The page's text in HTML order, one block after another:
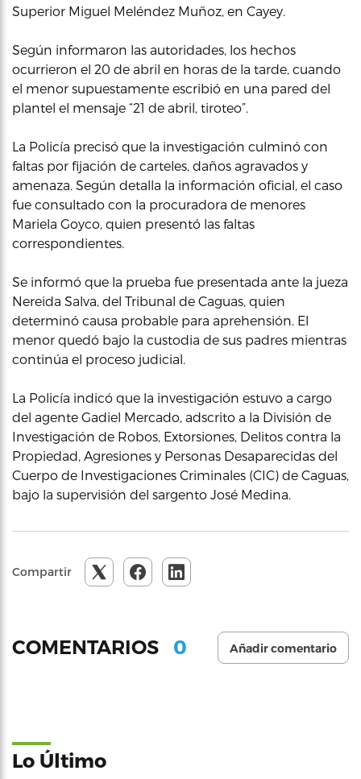
Superior Miguel Meléndez Muñoz, en Cayey.
Según informaron las autoridades, los hechos
ocurrieron el 20 de abril en horas de la tarde, cuando
el menor supuestamente escribió en una pared del
plantel el mensaje “21 de abril, tiroteo”.
La Policía precisó que la investigación culminó con
faltas por fijación de carteles, daños agravados y
amenaza. Según detalla la información oficial, el caso
fue consultado con la procuradora de menores
Mariela Goyco, quien presentó las faltas
correspondientes.
Se informó que la prueba fue presentada ante la jueza
Nereida Salva, del Tribunal de Caguas, quien
determinó causa probable para aprehensión. El
menor quedó bajo la custodia de sus padres mientras
continúa el proceso judicial.
La Policía indicó que la investigación estuvo a cargo
del agente Gadiel Mercado, adscrito a la División de
Investigación de Robos, Extorsiones, Delitos contra la
Propiedad, Agresiones y Personas Desaparecidas del
Cuerpo de Investigaciones Criminales (CIC) de Caguas,
bajo la supervisión del sargento José Medina.
Compartir
COMENTARIOS 0 Añadir comentario
Lo Último